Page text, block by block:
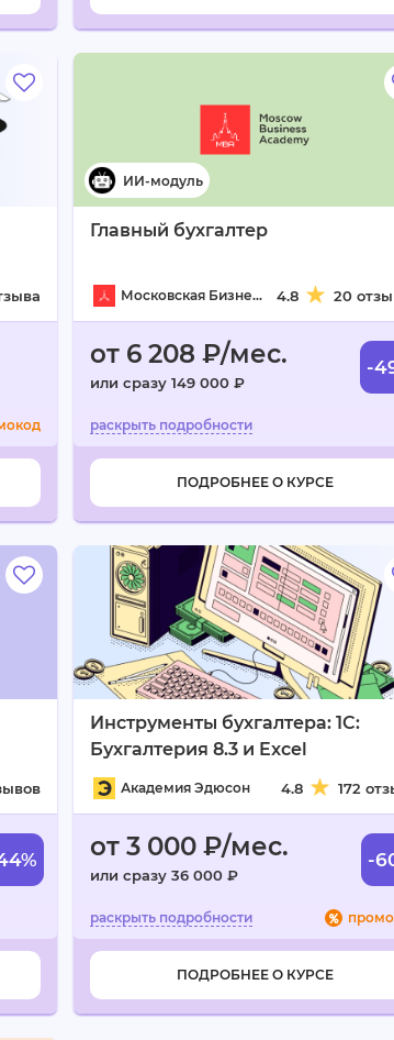
Главный бухгалтер
Московская Бизнес Академия 4.8 20
от 6 208 ₽/мес.
или сразу 149 000 ₽
-
ПОДРОБНЕЕ О КУРСЕ
Инструменты бухгалтера: 1C:
Бухгалтерия 8.3 и Excel
Академия Эдюсон 4.8 172
от 3 000 ₽/мес.
или сразу 36 000 ₽
-
ПОДРОБНЕЕ О КУРСЕ